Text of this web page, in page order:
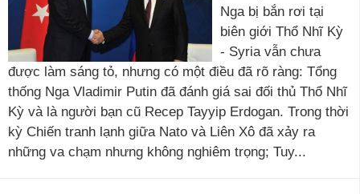
Nga bị bắn rơi tại
biên giới Thổ Nhĩ Kỳ
- Syria vẫn chưa
được làm sáng tỏ, nhưng có một điều đã rõ ràng: Tổng
thống Nga Vladimir Putin đã đánh giá sai đối thủ Thổ Nhĩ
Kỳ và là người bạn cũ Recep Tayyip Erdogan. Trong thời
kỳ Chiến tranh lạnh giữa Nato và Liên Xô đã xảy ra
những va chạm nhưng không nghiêm trọng; Tuy...